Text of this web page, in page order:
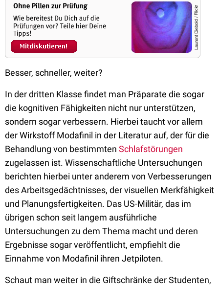
Besser, schneller, weiter?
In der dritten Klasse findet man Präparate die sogar
die kognitiven Fähigkeiten nicht nur unterstützen,
sondern sogar verbessern. Hierbei taucht vor allem
der Wirkstoff Modafinil in der Literatur auf, der für die
Behandlung von bestimmten Schlafstörungen
zugelassen ist. Wissenschaftliche Untersuchungen
berichten hierbei unter anderem von Verbesserungen
des Arbeitsgedächtnisses, der visuellen Merkfähigkeit
und Planungsfertigkeiten. Das US-Militär, das im
übrigen schon seit langem ausführliche
Untersuchungen zu dem Thema macht und deren
Ergebnisse sogar veröffentlicht, empfiehlt die
Einnahme von Modafinil ihren Jetpiloten.
Schaut man weiter in die Giftschränke der Studenten,